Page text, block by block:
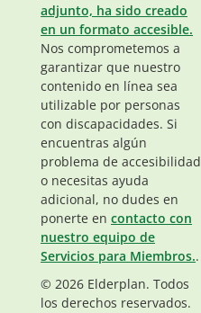
adjunto, ha sido creado
en un formato accesible.
Nos comprometemos a
garantizar que nuestro
contenido en línea sea
utilizable por personas
con discapacidades. Si
encuentras algún
problema de accesibilidad
o necesitas ayuda
adicional, no dudes en
ponerte en contacto con
nuestro equipo de
Servicios para Miembros..
© 2026 Elderplan. Todos
los derechos reservados.